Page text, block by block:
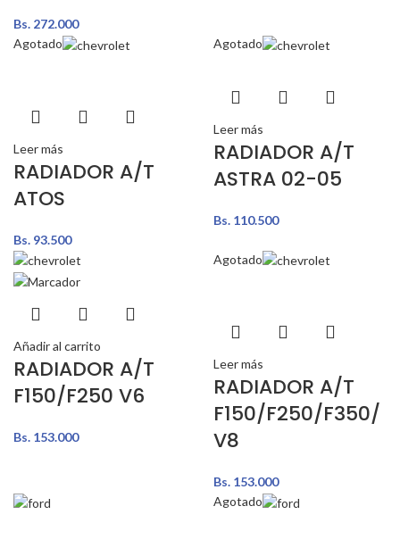
Bs. 272.000
Agotado
Leer más
RADIADOR A/T
ATOS
Bs. 93.500
Agotado
Leer más
RADIADOR A/T
ASTRA 02-05
Bs. 110.500
Añadir al carrito
RADIADOR A/T
F150/F250 V6
Bs. 153.000
Agotado
Leer más
RADIADOR A/T
F150/F250/F350/
V8
Bs. 153.000
Agotado